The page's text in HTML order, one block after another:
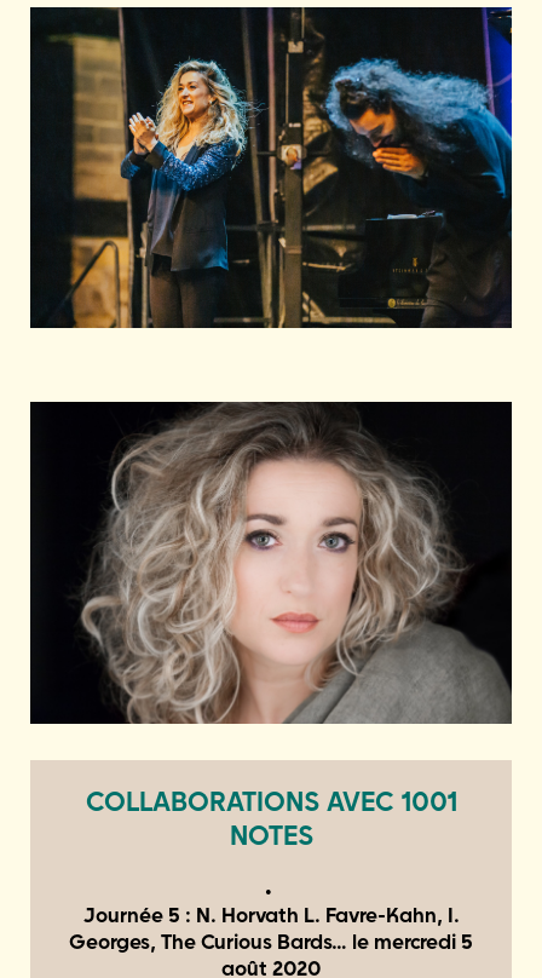
COLLABORATIONS AVEC 1001
NOTES
Journée 5 : N. Horvath L. Favre-Kahn, I.
Georges, The Curious Bards… le mercredi 5
août 2020